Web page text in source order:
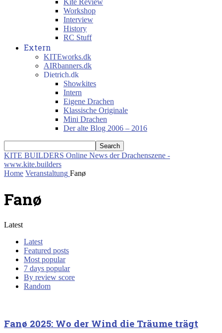
Kite Review
Workshop
Interview
History
RC Stuff
Extern
KITEworks.dk
AIRbanners.dk
Dietrich.dk
Showkites
Intern
Eigene Drachen
Klassische Originale
Mini Drachen
Der alte Blog 2006 – 2016
KITE BUILDERS Online News der Drachenszene -
www.kite.builders
Home Veranstaltung Fanø
Fanø
Latest
Latest
Featured posts
Most popular
7 days popular
By review score
Random
Fanø 2025: Wo der Wind die Träume trägt